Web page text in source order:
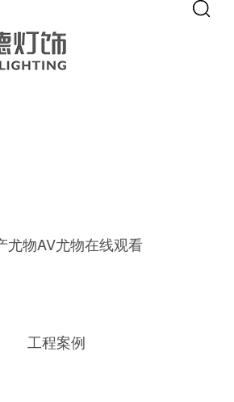
left on device in
cachefile_yuan/hnzdjixie.com/cache/
AV尤物在线观看,麻
尤物AV尤物在线观看
工程案例